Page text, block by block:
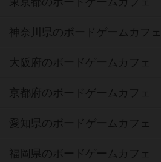
神奈川県のボードゲームカフェ
大阪府のボードゲームカフェ
京都府のボードゲームカフェ
愛知県のボードゲームカフェ
福岡県のボードゲームカフェ